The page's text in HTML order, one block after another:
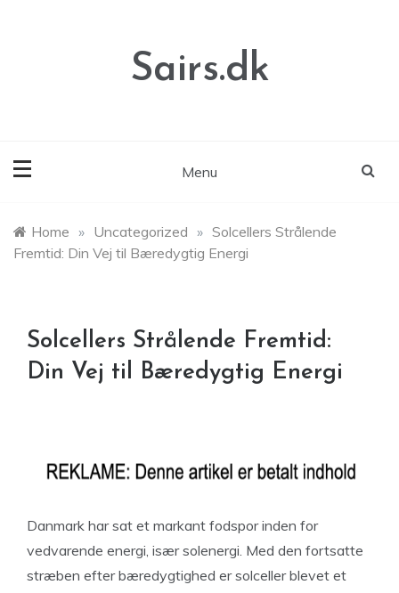
Sairs.dk
Menu
Home » Uncategorized » Solcellers Strålende
Fremtid: Din Vej til Bæredygtig Energi
Solcellers Strålende Fremtid:
Din Vej til Bæredygtig Energi
Danmark har sat et markant fodspor inden for
vedvarende energi, især solenergi. Med den fortsatte
stræben efter bæredygtighed er solceller blevet et